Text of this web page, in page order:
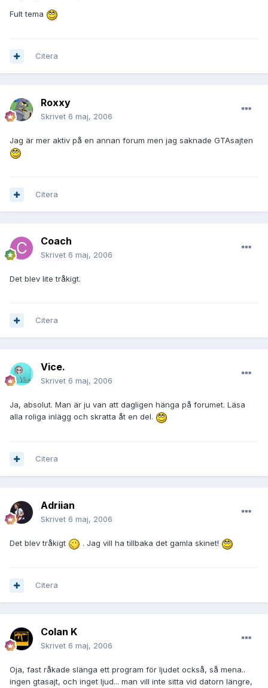
Fult tema
Citera
Roxxy
Skrivet 6 maj, 2006
Jag är mer aktiv på en annan forum men jag saknade GTAsajten
Citera
Coach
Skrivet 6 maj, 2006
Det blev lite tråkigt.
Citera
Vice.
Skrivet 6 maj, 2006
Ja, absolut. Man är ju van att dagligen hänga på forumet. Läsa
alla roliga inlägg och skratta åt en del.
Citera
Adriian
Skrivet 6 maj, 2006
Det blev tråkigt . Jag vill ha tillbaka det gamla skinet!
Citera
Colan K
Skrivet 6 maj, 2006
Oja, fast råkade slänga ett program för ljudet också, så mena..
ingen gtasajt, och inget ljud... man vill inte sitta vid datorn längre,